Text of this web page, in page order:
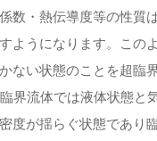
数・熱伝導度等の性質
ようになります。この
ない状態のことを超臨
界流体では液体状態と
度が揺らぐ状態であり